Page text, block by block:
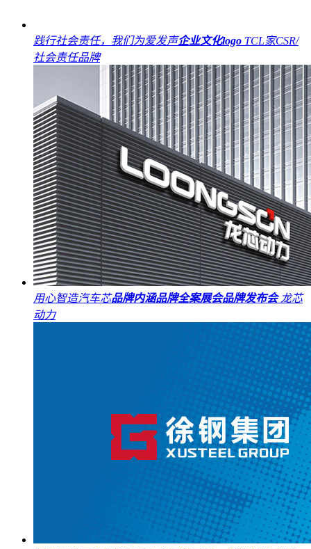
践行社会责任，我们为爱发声企业文化logo TCL家CSR/
社会责任品牌
用心智造汽车芯品牌内涵品牌全案展会品牌发布会 龙芯
动力